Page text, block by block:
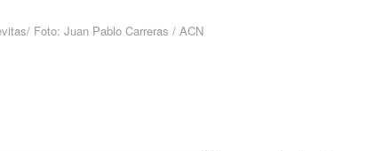
Foto: Juan Pablo Carreras / ACN